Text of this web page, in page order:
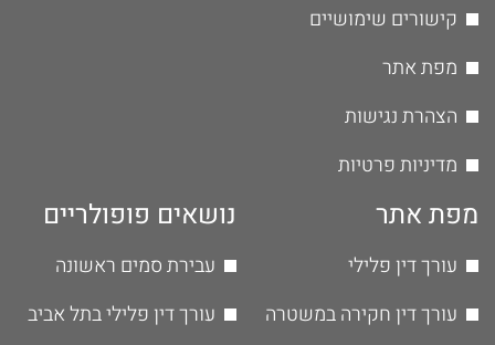
קישורים שימושיים
מפת אתר
הצהרת נגישות
מדיניות פרטיות
מפת אתר
עורך דין פלילי
עורך דין חקירה במשטרה
נושאים פופולריים
עבירת סמים ראשונה
עורך דין פלילי בתל אביב